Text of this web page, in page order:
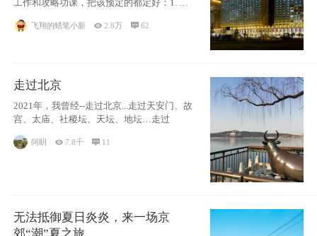
工作和攻略功课，把该预定的都定好：1. 酒
飞翔的蜡笔小新 2.8万 62
走过北京
2021年，我曾经--走过北京...走过天安门、故
宫、太庙、社稷坛、天坛、地坛…走过
阿眀 7.8千  11
无法抵御夏日炎炎，来一场京